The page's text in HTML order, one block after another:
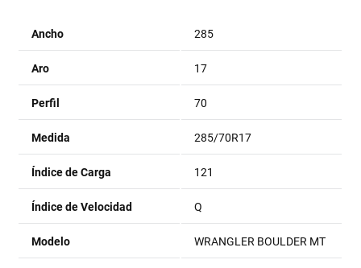
Ancho 285
Aro 17
Perfil 70
Medida 285/70R17
Índice de Carga 121
Índice de Velocidad Q
Modelo WRANGLER BOULDER MT